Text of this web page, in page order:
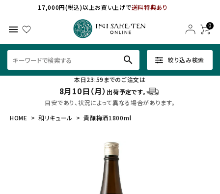
17,000円(税込)以上お買い上げで送料特典あり
menu 0
絞り込み検索
search
本日23:59までのご注文は
8月10日（月） 出荷予定です。
目安であり、状況によって異なる場合があります。
HOME
和リキュール 貴醸梅酒1800ml